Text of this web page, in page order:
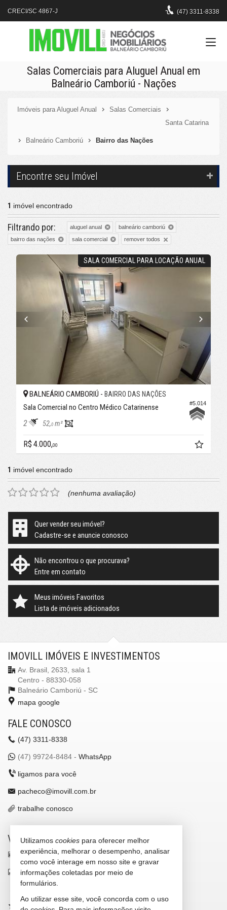
CRECI/SC 4867-J (47) 3311-8338
Salas Comerciais para Aluguel Anual em
Balneário Camboriú - Nações
Imóveis para Aluguel Anual
Salas Comerciais
Santa Catarina
Balneário Camboriú Bairro das Nações
Encontre seu Imóvel
1 imóvel encontrado
Filtrando por: aluguel anual
balneário camboriú
bairro das nações
sala comercial remover todos
SALA COMERCIAL PARA LOCAÇÃO ANUAL
#5.014
BALNEÁRIO CAMBORIÚ - BAIRRO DAS NAÇÕES
Sala Comercial no Centro Médico Catarinense
2 52,0m²
R$ 4.000,00
1 imóvel encontrado
(nenhuma avaliação)
Quer vender seu imóvel?
Cadastre-se e anuncie conosco
Não encontrou o que procurava?
Entre em contato
Meus imóveis Favoritos
Lista de imóveis adicionados
IMOVILL IMÓVEIS E INVESTIMENTOS
Av. Brasil, 2633, sala 1
Centro - 88330-058
Balneário Camboriú - SC
mapa google
FALE CONOSCO
(47) 3311-8338
(47) 99724-8484 - WhatsApp
ligamos para você
pacheco@imovill.com.br
trabalhe conosco
VEJA MAIS
receba nosso newsletter
indicadores financeiros
imóveis favoritos
Utilizamos cookies para oferecer melhor
experiência, melhorar o desempenho, analisar
como você interage em nosso site e gravar
informações coletadas por meio de
formulários.
Ao utilizar esse site, você concorda com o uso